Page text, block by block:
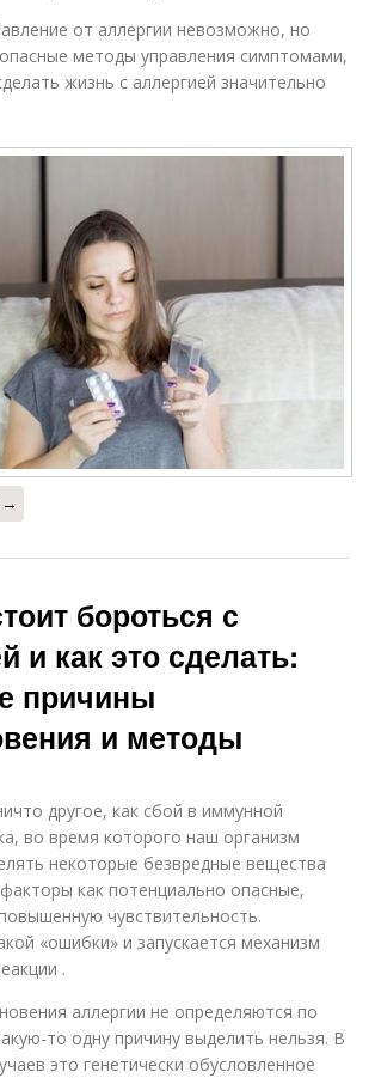
от аллергии невозможно, но
методы управления симптомами,
жизнь с аллергией значительно
→
бороться с
и как это сделать:
причины
и методы
другое, как сбой в иммунной
во время которого наш организм
некоторые безвредные вещества
как потенциально опасные,
чувствительность.
«ошибки» и запускается механизм
.
аллергии не определяются по
то одну причину выделить нельзя. В
это генетически обусловленное